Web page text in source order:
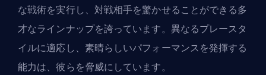
な戦術を実行し、対戦相手を驚かせることができる多
才なラインナップを誇っています。異なるプレースタ
イルに適応し、素晴らしいパフォーマンスを発揮する
能力は、彼らを脅威にしています。